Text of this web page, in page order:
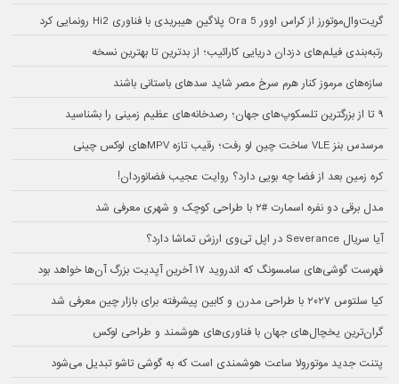
گریت‌وال‌موتورز از کراس اوور Ora 5 پلاگین هیبریدی با فناوری Hi2 رونمایی کرد
رتبه‌بندی فیلم‌های دزدان دریایی کارائیب؛ از بدترین تا بهترین نسخه
سازه‌های مرموز کنار هرم سرخ مصر شاید سدهای باستانی باشند
۹ تا از بزرگترین تلسکوپ‌های جهان؛ رصدخانه‌های عظیم زمینی را بشناسید
مرسدس بنز VLE ساخت چین لو رفت؛ رقیب تازه MPVهای لوکس چینی
کره زمین بعد از فضا چه بویی دارد؟ روایت عجیب فضانوردان!
مدل برقی دو نفره اسمارت #۲ با طراحی کوچک و شهری معرفی شد
آیا سریال Severance در اپل تی‌وی ارزش تماشا دارد؟
فهرست گوشی‌های سامسونگ که اندروید ۱۷ آخرین آپدیت بزرگ آن‌ها خواهد بود
کیا سلتوس ۲۰۲۷ با طراحی مدرن و کابین پیشرفته برای بازار چین معرفی شد
گران‌ترین یخچال‌های جهان با فناوری‌های هوشمند و طراحی لوکس
پتنت جدید موتورولا ساعت هوشمندی است که به گوشی تاشو تبدیل می‌شود